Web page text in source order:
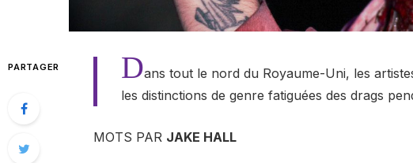
PARTAGER Dans tout le nord du Royaume-Uni, les
les distinctions de genre fatiguées des drags
MOTS PAR JAKE HALL